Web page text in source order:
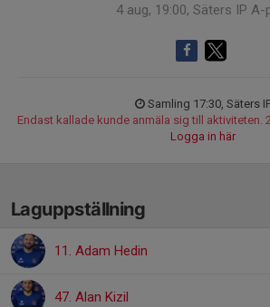
4 aug, 19:00, Säters IP A-
Samling 17:30, Säters
Endast kallade kunde anmäla sig till aktiviteten.
Logga in här
Laguppställning
11. Adam Hedin
47. Alan Kizil